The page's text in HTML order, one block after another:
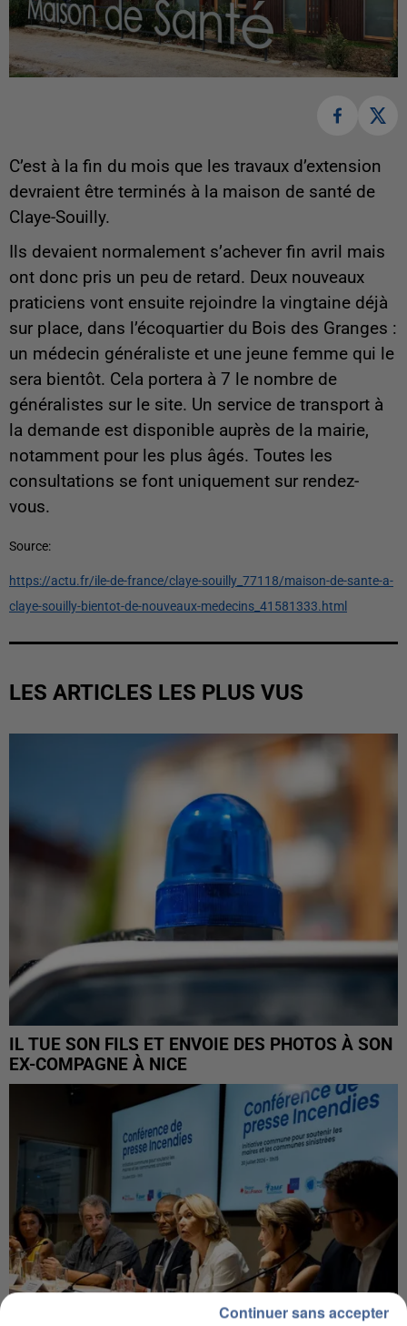
C’est à la fin du mois que les travaux d’extension
devraient être terminés à la maison de santé de
Claye-Souilly.
Ils devaient normalement s’achever fin avril mais
ont donc pris un peu de retard. Deux nouveaux
praticiens vont ensuite rejoindre la vingtaine déjà
sur place, dans l’écoquartier du Bois des Granges :
un médecin généraliste et une jeune femme qui le
sera bientôt. Cela portera à 7 le nombre de
généralistes sur le site. Un service de transport à
la demande est disponible auprès de la mairie,
notamment pour les plus âgés. Toutes les
consultations se font uniquement sur rendez-
vous.
Source:
https://actu.fr/ile-de-france/claye-souilly_77118/maison-de-sante-a-
claye-souilly-bientot-de-nouveaux-medecins_41581333.html
LES ARTICLES LES PLUS VUS
IL TUE SON FILS ET ENVOIE DES PHOTOS À SON
EX-COMPAGNE À NICE
Continuer sans accepter